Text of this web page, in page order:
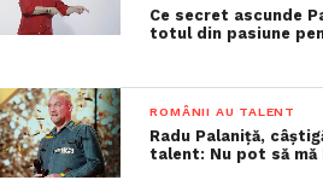
Ce secret ascunde
totul din pasiune
ROMÂNII AU TALENT
Radu Palaniță,
talent: Nu pot să mă